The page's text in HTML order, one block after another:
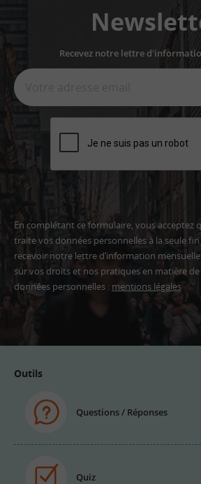
Recevez notre lettre
En complétant ce formulaire, vous acceptez
traite vos données personnelles à la seule
recevoir notre lettre d’information
sur vos droits et nos pratiques en matière
données personnelles : mentions légales
Adresse
Outils
Questions / Réponses
Quiz